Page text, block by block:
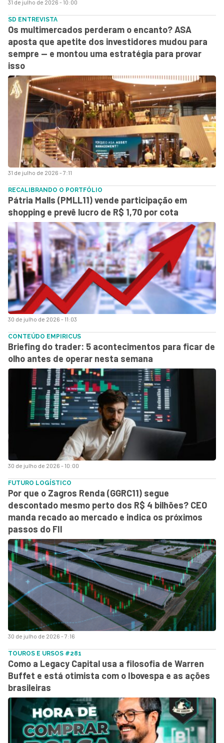
31 de julho de 2026 - 10:00
31 de julho de 2026 - 7:11
SD ENTREVISTA
Os multimercados perderam o encanto? ASA
aposta que apetite dos investidores mudou para
sempre — e montou uma estratégia para provar
isso
30 de julho de 2026 - 11:03
RECALIBRANDO O PORTFÓLIO
Pátria Malls (PMLL11) vende participação em
shopping e prevê lucro de R$ 1,70 por cota
30 de julho de 2026 - 10:00
CONTEÚDO EMPIRICUS
Briefing do trader: 5 acontecimentos para ficar de
olho antes de operar nesta semana
30 de julho de 2026 - 7:16
FUTURO LOGÍSTICO
Por que o Zagros Renda (GGRC11) segue
descontado mesmo perto dos R$ 4 bilhões? CEO
manda recado ao mercado e indica os próximos
passos do FII
TOUROS E URSOS #281
Como a Legacy Capital usa a filosofia de Warren
Buffet e está otimista com o Ibovespa e as ações
brasileiras